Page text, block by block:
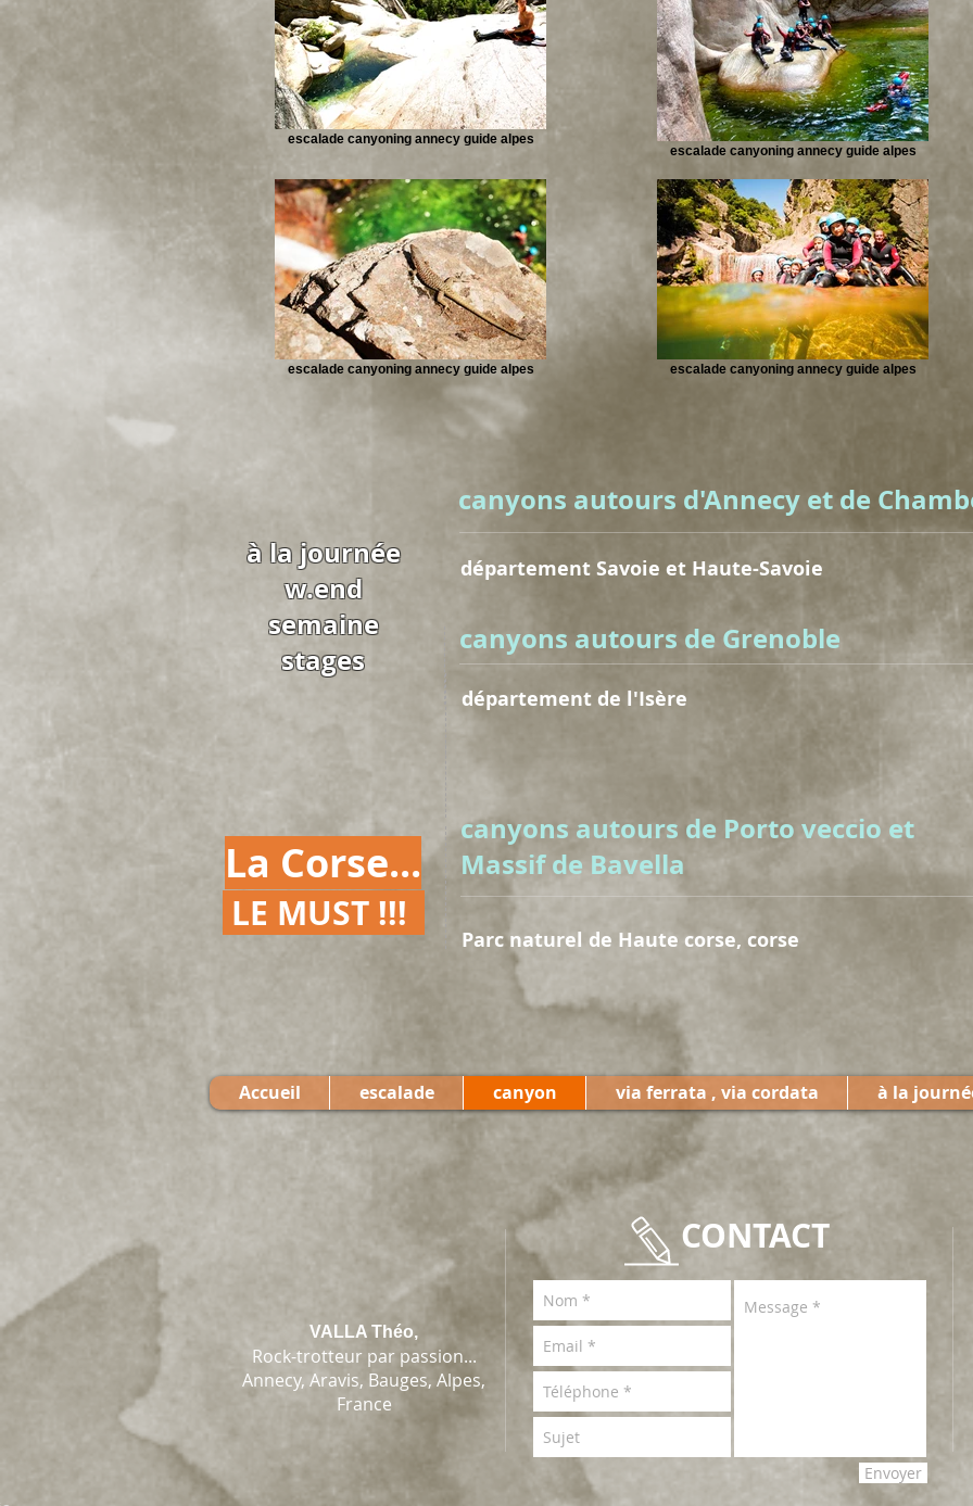
escalade canyoning annecy guide alpes
escalade canyoning annecy guide alpes
escalade canyoning annecy guide alpes escalade canyoning annecy guide alpes
à la journée
w.end
semaine
stages
département Savoie et Haute-Savoie
canyons autours d'Annecy et de
canyons autours de Grenoble
département de l'Isère
La Corse...
LE MUST !!!
canyons autours de Porto veccio et
Massif de Bavella
Parc naturel de Haute corse, corse
Accueil escalade canyon via ferrata , via cordata à la
VALLA Théo,
Rock-trotteur par passion...
Annecy, Aravis, Bauges, Alpes,
France
CONTACT
Envoyer